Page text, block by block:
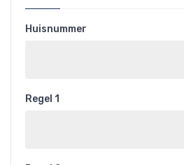
Huisnummer
Regel 1